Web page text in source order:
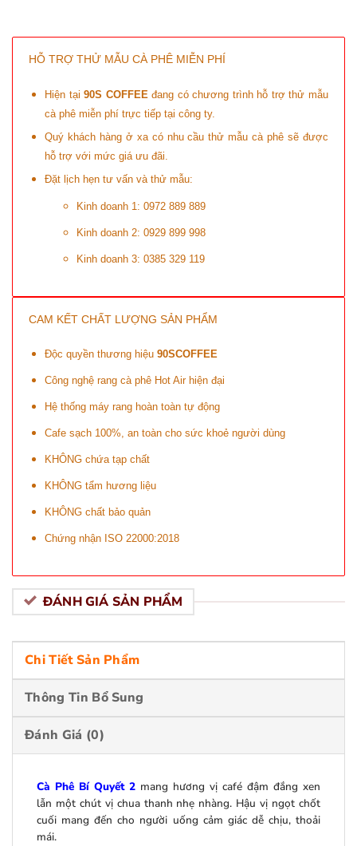
HỖ TRỢ THỬ MẪU CÀ PHÊ MIỄN PHÍ
Hiện tại90S COFFEE đang có chương trình hỗ trợ thử mẫu
cà phê miễn phí trực tiếp tại công ty.
Quý khách hàng ở xa có nhu cầu thử mẫu cà phê sẽ được
hỗ trợ với mức giá ưu đãi.
Đặt lịch hẹn tư vấn và thử mẫu:
Kinh doanh 1: 0972 889 889
Kinh doanh 2: 0929 899 998
Kinh doanh 3: 0385 329 119
CAM KẾT CHẤT LƯỢNG SẢN PHẨM
Độc quyền thương hiệu 90SCOFFEE
Công nghệ rang cà phê Hot Air hiện đại
Hệ thống máy rang hoàn toàn tự động
Cafe sạch 100%, an toàn cho sức khoẻ người dùng
KHÔNG chứa tạp chất
KHÔNG tẩm hương liệu
KHÔNG chất bảo quản
Chứng nhận ISO 22000:2018
ĐÁNH GIÁ SẢN PHẨM
Chi Tiết Sản Phẩm
Thông Tin Bổ Sung
Đánh Giá (0)
Cà Phê Bí Quyết 2 mang hương vị café đậm đắng xen
lẫn một chút vị chua thanh nhẹ nhàng. Hậu vị ngọt chốt
cuối mang đến cho người uống cảm giác dễ chịu, thoải
mái.